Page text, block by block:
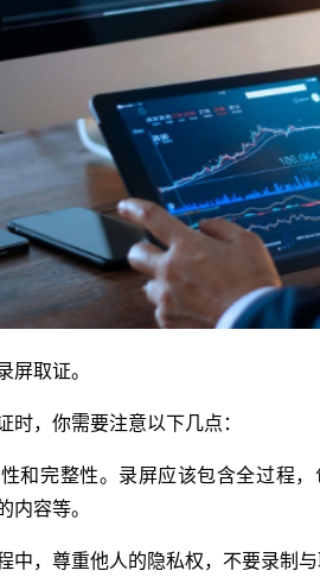
屏取证。
时，你需要注意以下几点：
和完整性。录屏应该包含全过程
内容等。
中，尊重他人的隐私权，不要录制